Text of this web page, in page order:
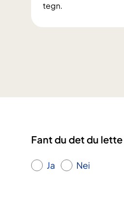
tegn.
a
n
t
e
Fant du det du
Ja Nei